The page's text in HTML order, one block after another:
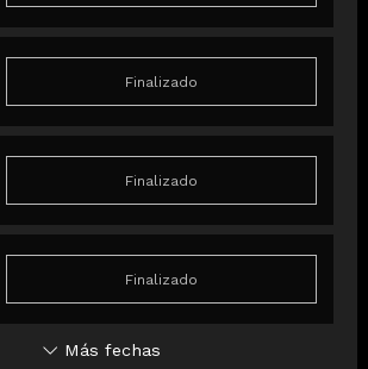
Finalizado
Finalizado
Finalizado
Más fechas